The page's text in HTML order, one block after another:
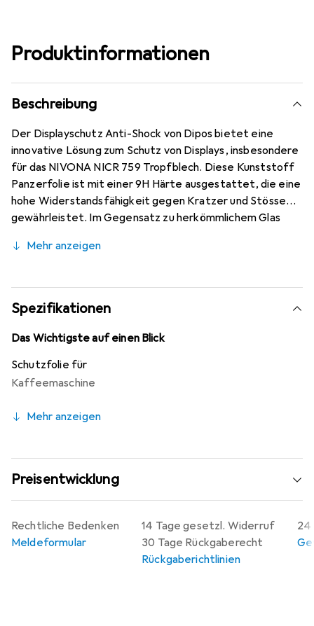
Produktinformationen
Beschreibung
Der Displayschutz Anti-Shock von Dipos bietet eine
innovative Lösung zum Schutz von Displays, insbesondere
für das NIVONA NICR 759 Tropfblech. Diese Kunststoff
Panzerfolie ist mit einer 9H Härte ausgestattet, die eine
hohe Widerstandsfähigkeit gegen Kratzer und Stösse
gewährleistet. Im Gegensatz zu herkömmlichem Glas
sicheren Wahl für den täglichen Gebrauch macht. Mit
unsichtbar und bietet eine kristallklare Sicht. Die
oleophobische Anti-Fingerprint-Beschichtung sorgt
dafür, dass Fingerabdrücke und Schmutz leicht
abgewiesen werden. Zudem lässt sich die Folie blasenfrei
Klebstoffrückstände zu hinterlassen. Mit einer
Herstellergarantie von 10 Jahren ist diese Schutzfolie ein
hergestellt wird.
Mehr anzeigen
Spezifikationen
Das Wichtigste auf einen Blick
Schutzfolie für
Kaffeemaschine
Mehr anzeigen
Preisentwicklung
14 Tage gesetzl. Widerruf
30 Tage Rückgaberecht
Rückgaberichtlinien
24
Rechtliche Bedenken
Meldeformular